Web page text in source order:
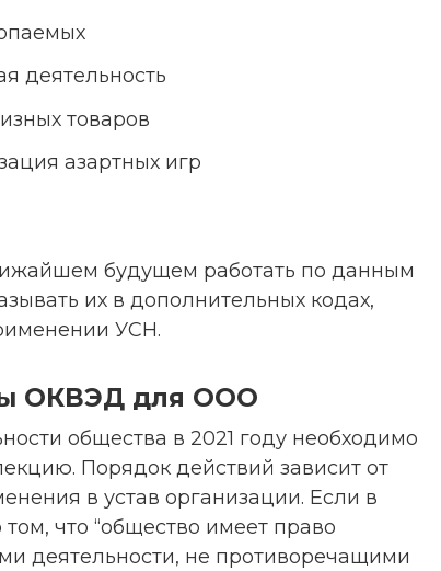
деятельность
товаров
азартных игр
будущем работать по данным
их в дополнительных кодах,
УСН.
ОКВЭД для ООО
общества в 2021 году необходимо
Порядок действий зависит от
в устав организации. Если в
что “общество имеет право
деятельности, не противоречащими